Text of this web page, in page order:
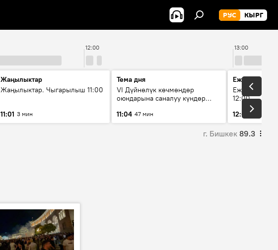
РУС КЫРГ
12:00 13:00
Жаңылыктар
Жаңылыктар. Чыгарылыш 11:00
11:01 3 мин
Тема дня
VI Дүйнөлүк көчмөндөр
оюндарына саналуу күндөр
этапка жетти?
11:04 47 мин
Ежедневные
Ежедневные
12:00
12:01
3 мин
г. Бишкек 89.3